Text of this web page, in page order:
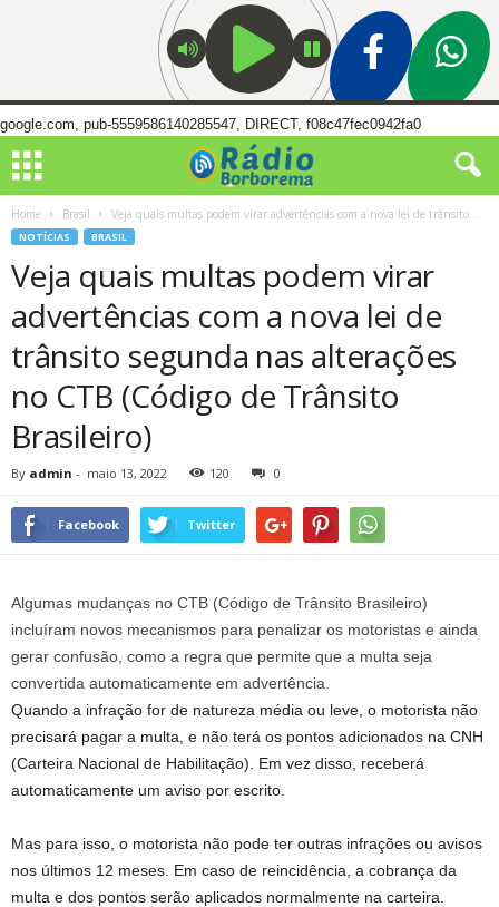
google.com, pub-5559586140285547, DIRECT, f08c47fec0942fa0
Home Brasil Veja quais multas podem virar advertências com a nova lei de trânsito...
NOTÍCIAS BRASIL
Veja quais multas podem virar
advertências com a nova lei de
trânsito segunda nas alterações
no CTB (Código de Trânsito
Brasileiro)
By admin - maio 13, 2022 120 0
Facebook Twitter
Algumas mudanças no CTB (Código de Trânsito Brasileiro)
incluíram novos mecanismos para penalizar os motoristas e ainda
gerar confusão, como a regra que permite que a multa seja
convertida automaticamente em advertência.
Quando a infração for de natureza média ou leve, o motorista não
precisará pagar a multa, e não terá os pontos adicionados na CNH
(Carteira Nacional de Habilitação). Em vez disso, receberá
automaticamente um aviso por escrito.
Mas para isso, o motorista não pode ter outras infrações ou avisos
nos últimos 12 meses. Em caso de reincidência, a cobrança da
multa e dos pontos serão aplicados normalmente na carteira.